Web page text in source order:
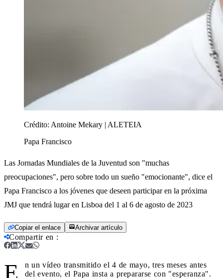
Crédito: Antoine Mekary | ALETEIA
Papa Francisco
Las Jornadas Mundiales de la Juventud son "muchas
preocupaciones", pero sobre todo un sueño "emocionante", dice el
Papa Francisco a los jóvenes que deseen participar en la próxima
JMJ que tendrá lugar en Lisboa del 1 al 6 de agosto de 2023
Copiar el enlace Archivar artículo
Compartir en :
E
n un vídeo transmitido el 4 de mayo, tres meses antes
del evento, el Papa insta a prepararse con "esperanza".